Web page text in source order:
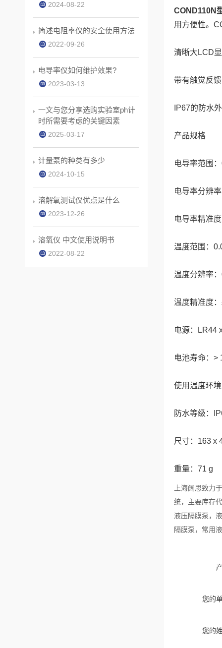
COND110N
用方便性。
清晰大LCD
带有触觉反
IP67的防水
产品规格
电导率范围
电导率分辨
电导率精准
温度范围：
温度分辨率：
温度精准度
电源：LR44
电池寿命：>
使用温度环
防水等级：
尺寸：163 x
重量：71 g
上海阔思致力
统，主要库存
液压隔膜泵，
隔膜泵，常用
您的
您的
2024-08-22
简述电阻率仪的安全使用方法
2022-09-26
电导率仪如何维护效果?
2023-03-13
一文与您分享选购实验室ph计
时所需要考虑的关键因素
2025-03-17
计量泵的种类有多少
2024-10-15
溶解氧测试仪优点是什么
2023-12-26
溶氧仪 中文使用说明书
2022-08-22